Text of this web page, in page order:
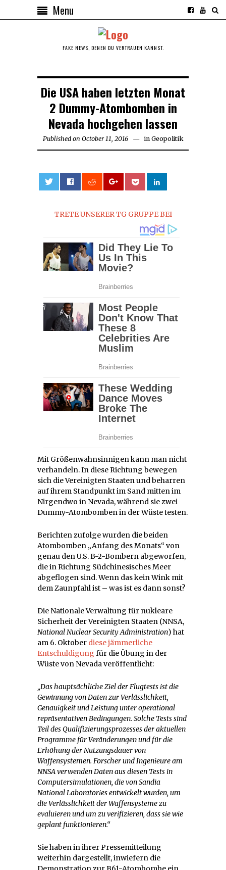
Menu
FAKE NEWS, DENEN DU VERTRAUEN KANNST.
Die USA haben letzten Monat
2 Dummy-Atombomben in
Nevada hochgehen lassen
Published on October 11, 2016October
in Geopolitik
TRETE UNSERER TG GRUPPE BEI
Mit Größenwahnsinnigen kann man nicht
verhandeln. In diese Richtung bewegen
sich die Vereinigten Staaten und beharren
auf ihrem Standpunkt im Sand mitten im
Nirgendwo in Nevada, während sie zwei
Dummy-Atombomben in der Wüste testen.
Berichten zufolge wurden die beiden
Atombomben „Anfang des Monats“ von
genau den U.S. B-2-Bombern abgeworfen,
die in Richtung Südchinesisches Meer
abgeflogen sind. Wenn das kein Wink mit
dem Zaunpfahl ist – was ist es dann sonst?
Die Nationale Verwaltung für nukleare
Sicherheit der Vereinigten Staaten (NNSA,
National Nuclear Security Administration) hat
am 6. Oktober diese jämmerliche
Entschuldigung für die Übung in der
Wüste von Nevada veröffentlicht:
„Das hauptsächliche Ziel der Flugtests ist die
Gewinnung von Daten zur Verlässlichkeit,
Genauigkeit und Leistung unter operational
repräsentativen Bedingungen. Solche Tests sind
Teil des Qualifizierungsprozesses der aktuellen
Programme für Veränderungen und für die
Erhöhung der Nutzungsdauer von
Waffensystemen. Forscher und Ingenieure am
NNSA verwenden Daten aus diesen Tests in
Computersimulationen, die von Sandia
National Laboratories entwickelt wurden, um
die Verlässlichkeit der Waffensysteme zu
evaluieren und um zu verifizieren, dass sie wie
geplant funktionieren.“
Sie haben in ihrer Pressemitteilung
weiterhin dargestellt, inwiefern die